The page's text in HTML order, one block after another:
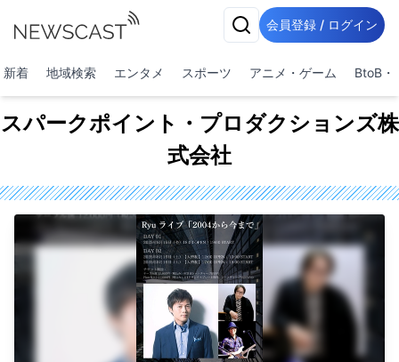
会員登録 / ログイン
新着 地域検索 エンタメ スポーツ アニメ・ゲーム BtoB・
スパークポイント・プロダクションズ株
式会社